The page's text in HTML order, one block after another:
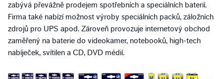
zabývá převážně prodejem spotřebních a speciálních baterií.
Firma také nabízí možnost výroby speciálních packů, záložních
zdrojů pro UPS apod. Zároveň provozuje internetový obchod
zaměřený na baterie do videokamer, notebooků, high-tech
nabíječek, svítilen a CD, DVD médií.